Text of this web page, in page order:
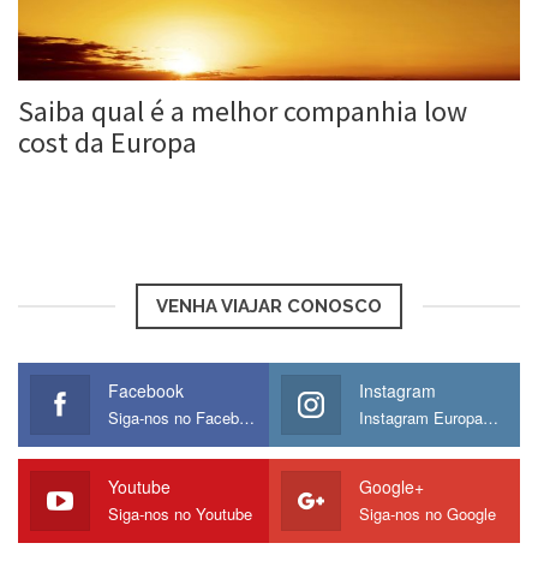
Saiba qual é a melhor companhia low
cost da Europa
VENHA VIAJAR CONOSCO
Facebook
Siga-nos no Facebook
Instagram
Instagram Europamos
Youtube
Siga-nos no Youtube
Google+
Siga-nos no Google